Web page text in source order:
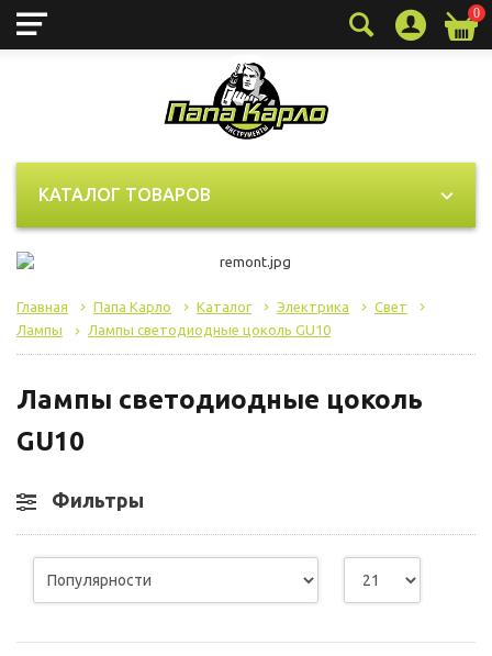
0
КАТАЛОГ ТОВАРОВ
Главная Папа Карло Каталог Электрика
Свет
Лампы
Лампы светодиодные цоколь GU10
Лампы светодиодные цоколь
GU10
Фильтры